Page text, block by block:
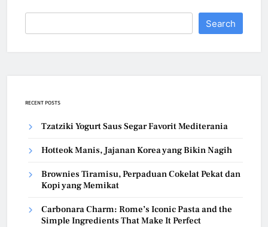
Search
RECENT POSTS
Tzatziki Yogurt Saus Segar Favorit Mediterania
Hotteok Manis, Jajanan Korea yang Bikin Nagih
Brownies Tiramisu, Perpaduan Cokelat Pekat dan
Kopi yang Memikat
Carbonara Charm: Rome’s Iconic Pasta and the
Simple Ingredients That Make It Perfect